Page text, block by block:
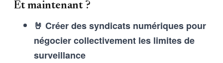
Et maintenant ?
🤘 Créer des syndicats numériques pour
négocier collectivement les limites de
surveillance